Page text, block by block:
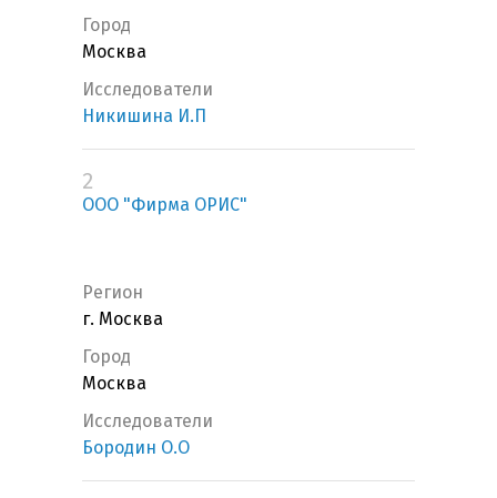
Город
Москва
Исследователи
Никишина И.П
2
ООО "Фирма ОРИС"
Регион
г. Москва
Город
Москва
Исследователи
Бородин О.О